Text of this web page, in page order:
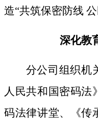
造“共筑保密防线
深化教
分公司组织机
人民共和国密码法》
码法律讲堂、
《